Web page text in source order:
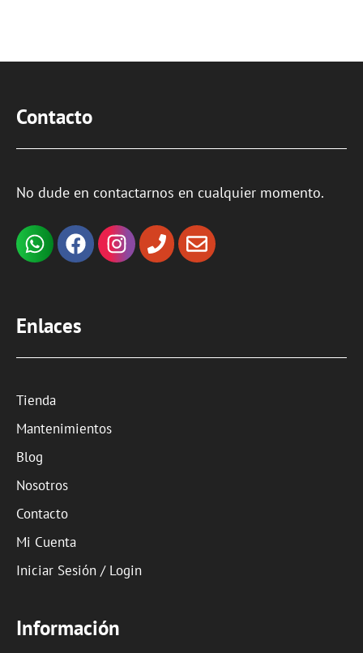
Contacto
No dude en contactarnos en cualquier momento.
Enlaces
Tienda
Mantenimientos
Blog
Nosotros
Contacto
Mi Cuenta
Iniciar Sesión / Login
Información